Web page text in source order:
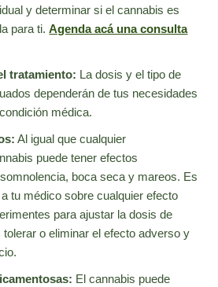
y determinar si el cannabis es
para ti.Agenda acá una consulta
tratamiento: La dosis y el tipo de
dependerán de tus necesidades
médica.
Al igual que cualquier
puede tener efectos
boca seca y mareos. Es
tu médico sobre cualquier efecto
para ajustar la dosis de
tolerar o eliminar el efecto adverso y
El cannabis puede